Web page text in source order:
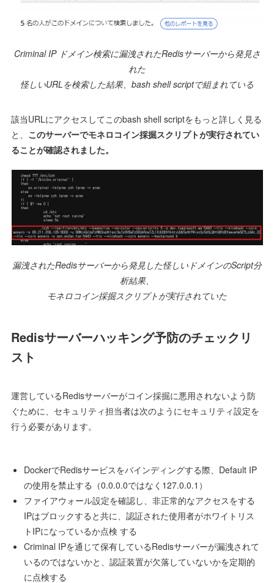
Criminal IP ドメイン検索に漏洩されたRedisサーバーから発見さ
れた
怪しいURLを検索した結果、bash shell scriptで組まれている
該当URLにアクセスしてこのbash shell scriptをもっと詳しく見る
と、 このサーバーでモネロコイン採掘スクリプトが実行されてい
ることが確認されました。
漏洩されたRedisサーバーから発見した怪しいドメインのScript分
析結果、
モネロコイン採掘スクリプトが実行されていた
Redisサーバーハッキング予防のチェックリ
スト
運営しているRedisサーバーがコイン採掘に悪用されないよう防
ぐために、セキュリティ担当者は次のようにセキュリティ設定を
行う必要があります。
DockerでRedisサービスをバインディングする際、Default IP
の使用を禁止する（0.0.0.0ではなく127.0.0.1）
ファイアウォール設定を確認し、非正常的なアクセスをする
IPはブロックすると共に、認証された使用者がホワイトリス
トIPになっているか点検 する
Criminal IPを通じて保有しているRedisサーバーが漏洩されて
いるのではないかと、認証装置が欠落していないかを定期的
に点検する